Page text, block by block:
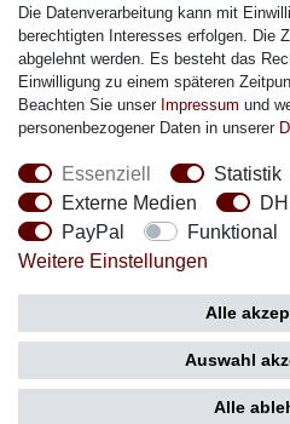
Sicherheit
Social Media
Zahlung
Die Datenverarbeitung kann mit
berechtigten Interesses erfolgen. Die
abgelehnt werden. Es besteht das
Einwilligung zu einem späteren
Beachten Sie unser Impressum und
personenbezogener Daten in unserer
Essenziell Statistik
Externe Medien
PayPal
Funktional
Weitere Einstellungen
Alle
Auswahl
Alle